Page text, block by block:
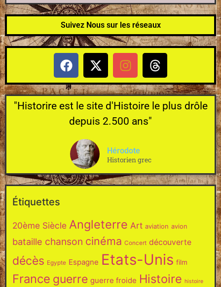
Suivez Nous sur les réseaux
"Historire est le site d'Histoire le plus drôle
depuis 2.500 ans"
Hérodote
Historien grec
Étiquettes
20ème Siècle Angleterre Art aviation avion
bataille chanson cinéma Concert découverte
décès Egypte Espagne Etats-Unis film
France guerre guerre froide Histoire histoire